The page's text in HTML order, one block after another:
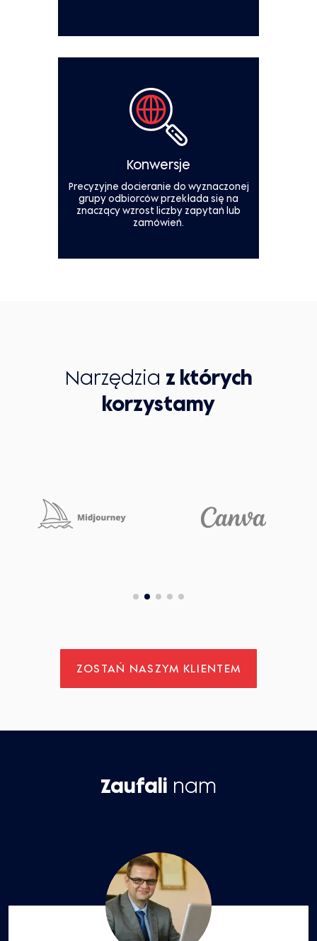
Konwersje
Precyzyjne docieranie do wyznaczonej
grupy odbiorców przekłada się na
znaczący wzrost liczby zapytań lub
zamówień.
Narzędzia z których
korzystamy
ZOSTAŃ NASZYM KLIENTEM
Zaufali nam